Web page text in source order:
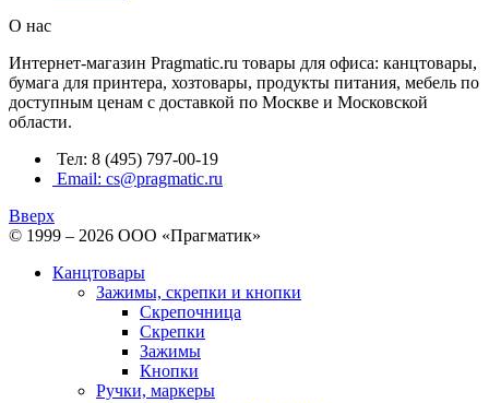
О нас
Интернет-магазин Pragmatic.ru товары для офиса: канцтовары,
бумага для принтера, хозтовары, продукты питания, мебель по
доступным ценам с доставкой по Москве и Московской
области.
Тел: 8 (495) 797-00-19
Email: cs@pragmatic.ru
Вверх
© 1999 – 2026 ООО «Прагматик»
Канцтовары
Зажимы, скрепки и кнопки
Скрепочница
Скрепки
Зажимы
Кнопки
Ручки, маркеры